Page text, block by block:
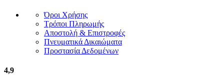
Όροι Χρήσης
Τρόποι Πληρωμής
Αποστολή & Επιστροφές
Πνευματικά Δικαιώματα
Προστασία Δεδομένων
4,9